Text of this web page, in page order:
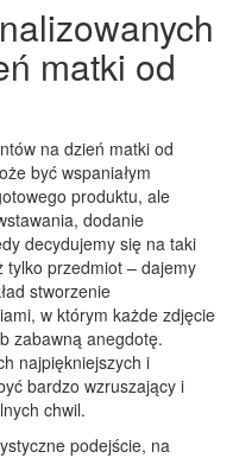
matki od
na dzień matki od
być wspaniałym
produktu, ale
dodanie
decydujemy się na taki
tylko przedmiot – dajemy
stworzenie
w którym każde zdjęcie
zabawną anegdotę.
najpiękniejszych i
bardzo wzruszający i
chwil.
podejście, na